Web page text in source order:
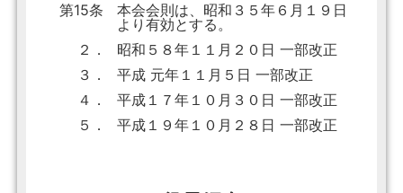
第15条
本会会則は、昭和３５年６月１９日
より有効とする。
２．
昭和５８年１１月２０日 一部改正
３．
平成 元年１１月５日 一部改正
４．
平成１７年１０月３０日 一部改正
５．
平成１９年１０月２８日 一部改正